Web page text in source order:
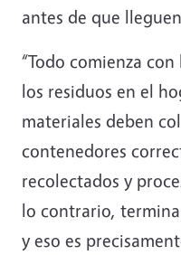
antes de que
“Todo comienza
los residuos en el
materiales deben
contenedores
recolectados y
lo contrario,
y eso es